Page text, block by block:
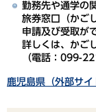
勤務先や通学の
旅券窓口（かご
申請及び受取が
詳しくは、かご
（電話：099-
鹿児島県（外部サイ